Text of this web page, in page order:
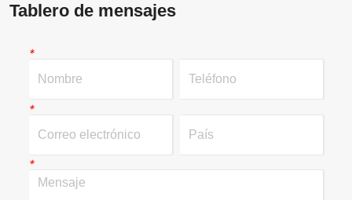
Tablero de mensajes
*
*
*